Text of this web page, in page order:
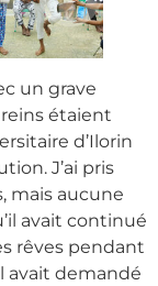
un grave
étaient
d’Ilorin
J’ai pris
mais aucune
avait continué
rêves pendant
avait demandé